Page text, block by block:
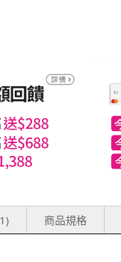
商品規格